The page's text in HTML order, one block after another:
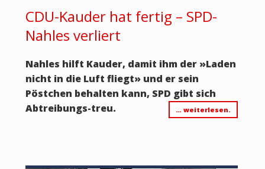
CDU-Kauder hat fertig – SPD-
Nahles verliert
Nahles hilft Kauder, damit ihm der »Laden
nicht in die Luft fliegt»und er sein
Pöstchen behalten kann, SPD gibt sich
Abtreibungs-treu.
… weiterlesen.